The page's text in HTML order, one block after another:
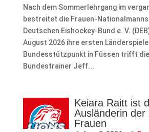
Nach dem Sommerlehrgang im
bestreitet die Frauen-
Deutschen Eishockey-Bund e. V.
August 2026 ihre ersten
Bundesstützpunkt in Füssen trifft
Bundestrainer Jeff...
Keiara Raitt ist
Ausländerin der
Frauen